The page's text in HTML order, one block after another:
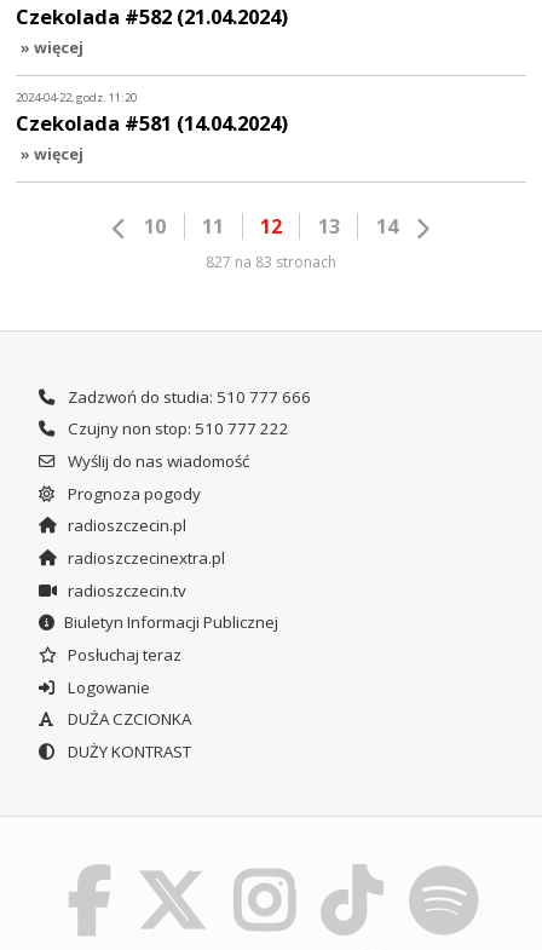
Czekolada #582 (21.04.2024)
» więcej
2024-04-22, godz. 11:20
Czekolada #581 (14.04.2024)
» więcej
10 11 12 13 14
827 na 83 stronach
Zadzwoń do studia: 510 777 666
Czujny non stop: 510 777 222
Wyślij do nas wiadomość
Prognoza pogody
radioszczecin.pl
radioszczecinextra.pl
radioszczecin.tv
Biuletyn Informacji Publicznej
Posłuchaj teraz
Logowanie
DUŻA CZCIONKA
DUŻY KONTRAST